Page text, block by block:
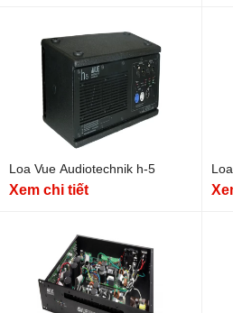
Loa Vue Audiotechnik h-5
Xem chi tiết